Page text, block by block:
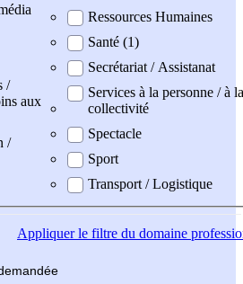
/
aux
/
Ressources Humaines
Santé (1)
Secrétariat / Assistanat
Services à la personne / à la
collectivité
Spectacle
Sport
Transport / Logistique
Appliquerle filtre du domaine